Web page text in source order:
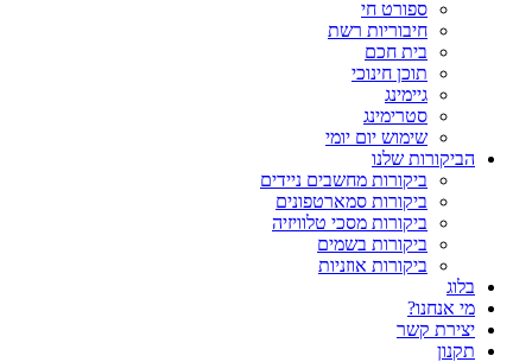
ספורט חי
חיבוריות רשת
בית חכם
תוכן חינוכי
גיימינג
סטרימינג
שימוש יום יומי
הביקורות שלנו
ביקורות מחשבים ניידים
ביקורות סמארטפונים
ביקורות מסכי טלוויזיה
ביקורות בשמים
ביקורות אוזניות
בלוג
מי אנחנו?
יצירת קשר
תקנון